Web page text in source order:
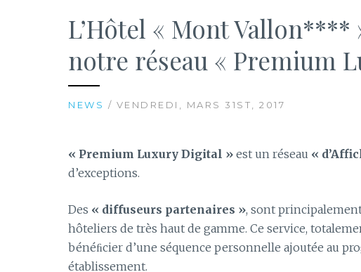
L’Hôtel « Mont
notre réseau « Premium
NEWS / VENDREDI, MARS 31ST, 2017
« Premium Luxury Digital » est un réseau «
d’exceptions.
Des « diffuseurs partenaires », sont
hôteliers de très haut de gamme. Ce service,
bénéﬁcier d’une séquence personnelle ajoutée au
établissement.